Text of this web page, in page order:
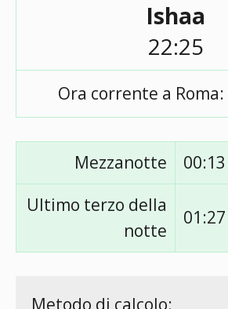
Ishaa
22:25
Ora corrente a Roma:
Mezzanotte
00:13
Ultimo terzo della
notte
01:27
Metodo di calcolo: